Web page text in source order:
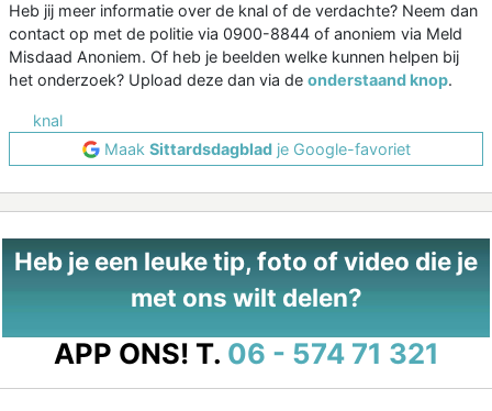
Heb jij meer informatie over de knal of de verdachte? Neem dan
contact op met de politie via 0900-8844 of anoniem via Meld
Misdaad Anoniem. Of heb je beelden welke kunnen helpen bij
het onderzoek? Upload deze dan via de onderstaand knop.
knal
Maak Sittardsdagbladje Google-favoriet
Heb je een leuke tip, foto of video die je
met ons wilt delen?
APP ONS! T. 06 - 574 71 321